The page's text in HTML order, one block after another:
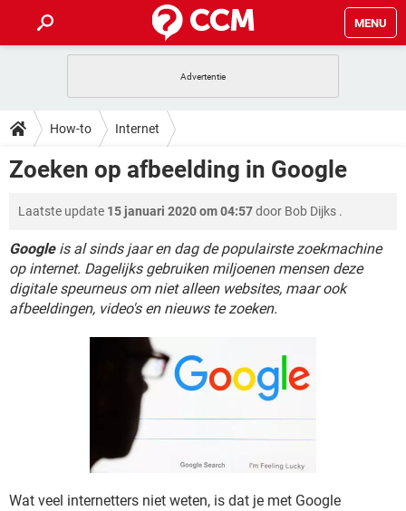
MENU
INSTAGRAM
NETFLIX CORONAVIRUS
HOW-TO
VIDEOBELLEN
INSTAGRAM WINDOWS 10
NETFLIX CORONAVIRUS
GRATIS SNAPCHAT
TIKTOK
DOWNLOADS
NETFLIX CORONAVIRUS
GRATIS SNAPCHAT
FORUM
VIDEOBELLEN
INSTAGRAM WINDOWS 10
NETFLIX CORONAVIRUS
ARTIKELEN
VIDEOBELLEN GAMES
INSTAGRAM
SNAPCHAT
How-to Internet
Zoeken op afbeelding in Google
Laatste update 15 januari 2020 om 04:57door Bob Dijks .
Googleis al sinds jaar en dag de populairste zoekmachine
op internet. Dagelijks gebruiken miljoenen mensen deze
digitale speurneus om niet alleen websites, maar ook
afbeeldingen, video's en nieuws te zoeken.
Wat veel internetters niet weten, is dat je met Google